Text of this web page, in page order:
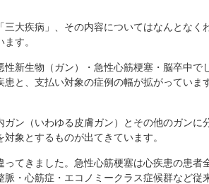
三大疾病」、その内容についてはなんとなく
す。
性新生物（ガン）・急性心筋梗塞・脳卒中で
と、支払い対象の症例の幅が拡がっていま
ガン（いわゆる皮膚ガン）とその他のガンに
象とするものが出てきています。
ってきました。急性心筋梗塞は心疾患の患者
・心筋症・エコノミークラス症候群など従